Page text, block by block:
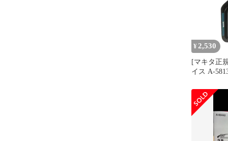
¥ 2,530
[マキタ正
イス A-